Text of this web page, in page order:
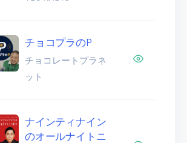
チョコプラのP
チョコレートプラネ
ット
ナインティナイン
のオールナイトニ